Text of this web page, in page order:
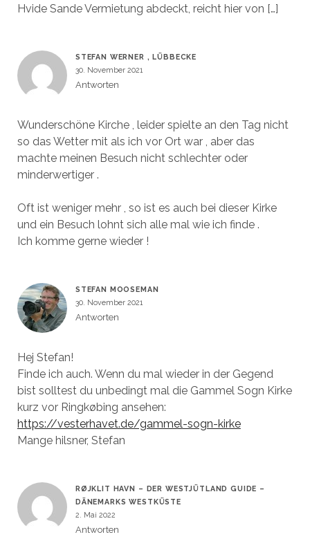
Hvide Sande Vermietung abdeckt, reicht hier von […]
STEFAN WERNER , LÜBBECKE
30. November 2021
Antworten
Wunderschöne Kirche , leider spielte an den Tag nicht
so das Wetter mit als ich vor Ort war , aber das
machte meinen Besuch nicht schlechter oder
minderwertiger .
Oft ist weniger mehr , so ist es auch bei dieser Kirke
und ein Besuch lohnt sich alle mal wie ich finde .
Ich komme gerne wieder !
STEFAN MOOSEMAN
30. November 2021
Antworten
Hej Stefan!
Finde ich auch. Wenn du mal wieder in der Gegend
bist solltest du unbedingt mal die Gammel Sogn Kirke
kurz vor Ringkøbing ansehen:
https://vesterhavet.de/gammel-sogn-kirke
Mange hilsner, Stefan
RØJKLIT HAVN – DER WESTJÜTLAND GUIDE –
DÄNEMARKS WESTKÜSTE
2. Mai 2022
Antworten